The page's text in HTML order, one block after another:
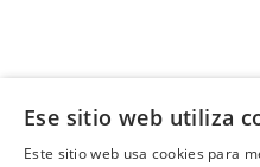
Ese sitio web utiliza
Este sitio web usa cookies para